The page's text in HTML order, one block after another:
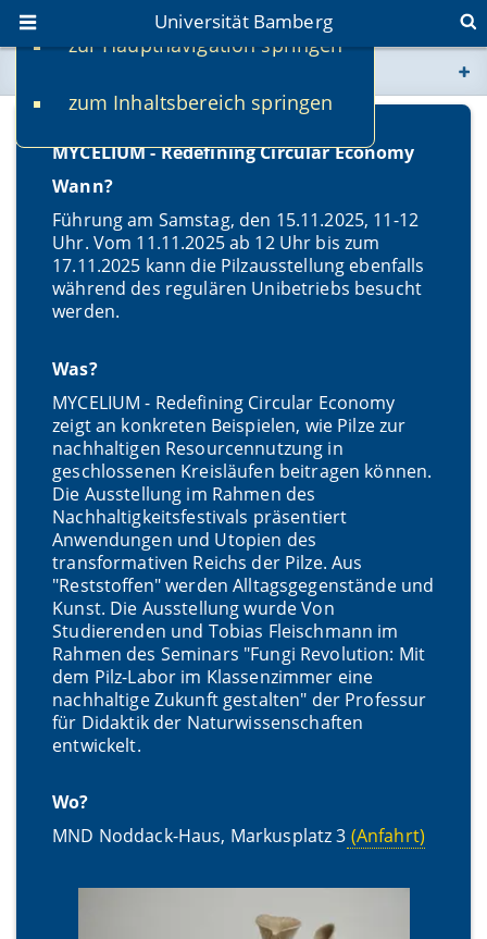
zur Hauptnavigation springen
zum Inhaltsbereich springen
Universität Bamberg
www.uni-bamberg.de
univis.uni-bamberg.de
fis.uni-bamberg.de
MYCELIUM - Redefining Circular Economy
Wann?
Führung am Samstag, den 15.11.2025, 11-12
Uhr. Vom 11.11.2025 ab 12 Uhr bis zum
17.11.2025 kann die Pilzausstellung ebenfalls
während des regulären Unibetriebs besucht
werden.
Was?
MYCELIUM - Redefining Circular Economy
zeigt an konkreten Beispielen, wie Pilze zur
nachhaltigen Resourcennutzung in
geschlossenen Kreisläufen beitragen können.
Die Ausstellung im Rahmen des
Nachhaltigkeitsfestivals präsentiert
Anwendungen und Utopien des
transformativen Reichs der Pilze. Aus
"Reststoffen" werden Alltagsgegenstände und
Kunst. Die Ausstellung wurde Von
Studierenden und Tobias Fleischmann im
Rahmen des Seminars "Fungi Revolution: Mit
dem Pilz-Labor im Klassenzimmer eine
nachhaltige Zukunft gestalten" der Professur
für Didaktik der Naturwissenschaften
entwickelt.
Wo?
MND Noddack-Haus, Markusplatz 3 (Anfahrt)